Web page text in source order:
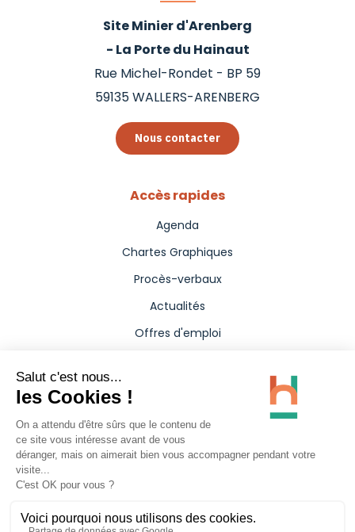
Site Minier d'Arenberg
- La Porte du Hainaut
Rue Michel-Rondet - BP 59
59135WALLERS-ARENBERG
Nous contacter
Accès rapides
Agenda
Chartes Graphiques
Procès-verbaux
Actualités
Offres d'emploi
Presse
Politique de confidentialitéMentions légales